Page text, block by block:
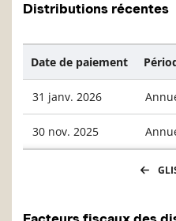
Distributions récentes
Date de paiement
31 janv. 2026
30 nov. 2025